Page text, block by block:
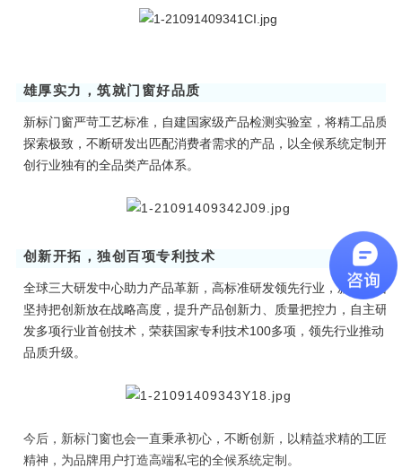
02
雄厚实力，筑就门窗好品质
新标门窗严苛工艺标准，自建国家级产品检测实验室，将精工品质
探索极致，不断研发出匹配消费者需求的产品，以全候系统定制开
创行业独有的全品类产品体系。
03
创新开拓，独创百项专利技术
全球三大研发中心助力产品革新，高标准研发领先行业，新标门窗
坚持把创新放在战略高度，提升产品创新力、质量把控力，自主研
发多项行业首创技术，荣获国家专利技术100多项，领先行业推动
品质升级。
今后，新标门窗也会一直秉承初心，不断创新，以精益求精的工匠
精神，为品牌用户打造高端私宅的全候系统定制。